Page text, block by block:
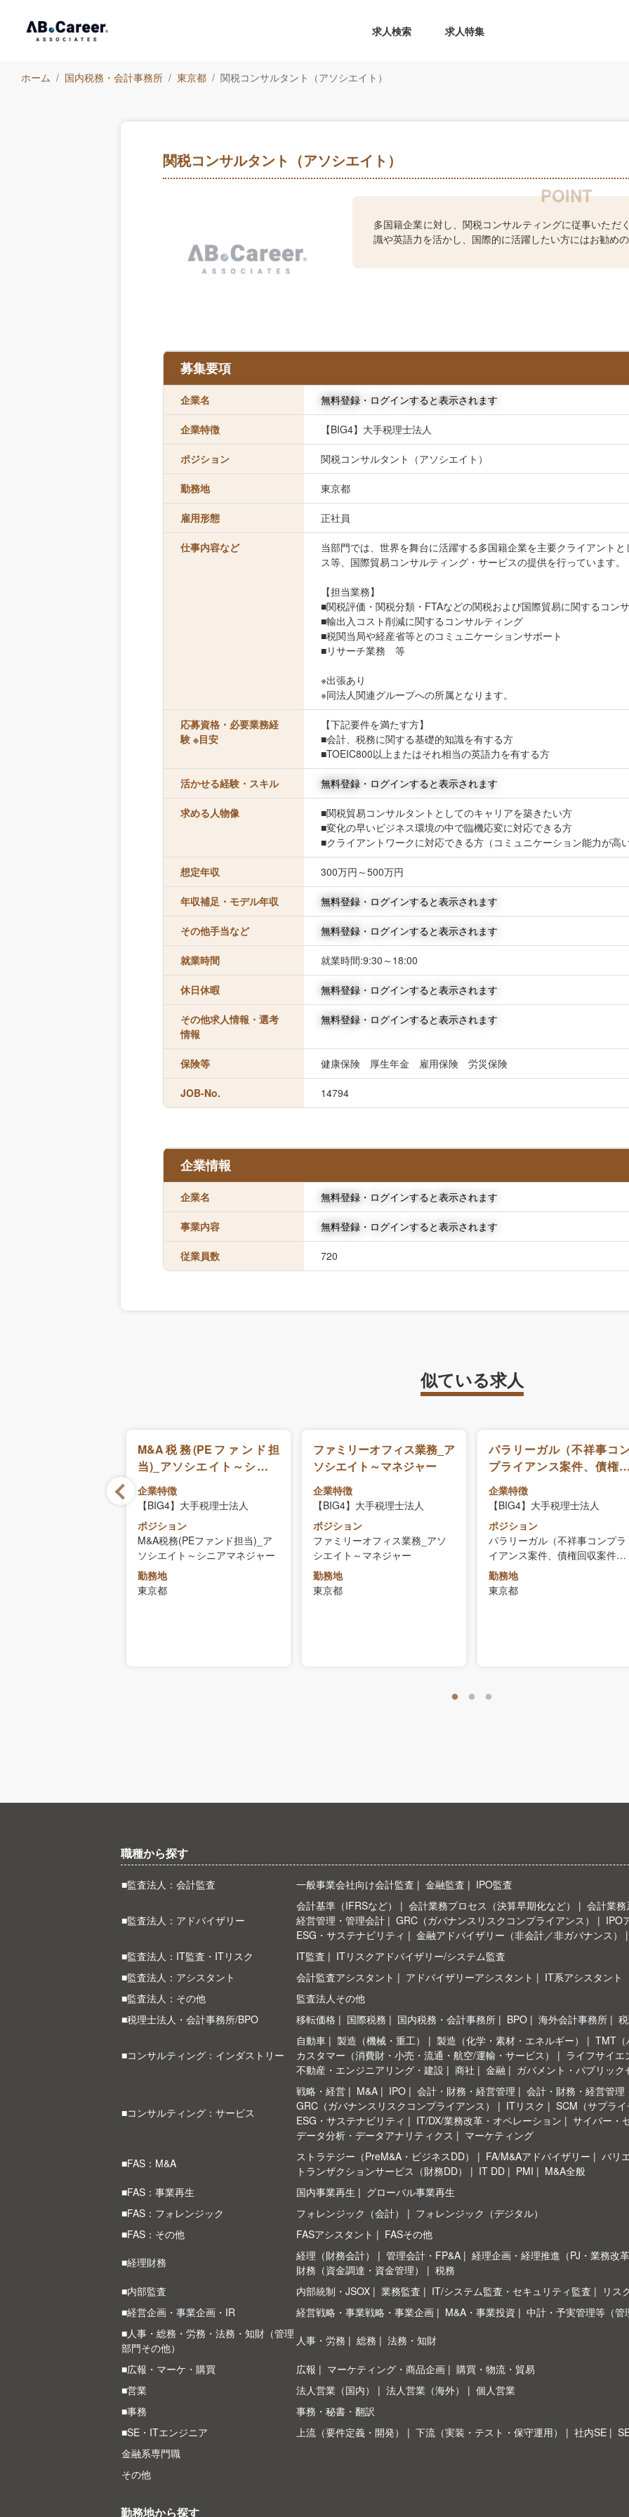
求人検索 求人特集
ホーム 国内税務・会計事務所 東京都 関税コンサルタント（アソシエイト）
関税コンサルタント（アソシエイト）
多国籍企業に対し、関税コンサルティングに従事いただ
識や英語力を活かし、国際的に活躍したい方にはお勧め
募集要項
企業名 無料登録・ログインすると表示されます
企業特徴 【BIG4】大手税理士法人
ポジション 関税コンサルタント（アソシエイト）
勤務地 東京都
雇用形態 正社員
仕事内容など
当部門では、世界を舞台に活躍する多国籍企業を主要クライアント
ス等、国際貿易コンサルティング・サービスの提供を行っています。
【担当業務】
■関税評価・関税分類・FTAなどの関税および国際貿易に関するコン
■輸出入コスト削減に関するコンサルティング
■税関当局や経産省等とのコミュニケーションサポート
■リサーチ業務 等
※出張あり
※同法人関連グループへの所属となります。
応募資格・必要業務経
験 ※目安
【下記要件を満たす方】
■会計、税務に関する基礎的知識を有する方
■TOEIC800以上またはそれ相当の英語力を有する方
活かせる経験・スキル 無料登録・ログインすると表示されます
求める人物像
■関税貿易コンサルタントとしてのキャリアを築きたい方
■変化の早いビジネス環境の中で臨機応変に対応できる方
■クライアントワークに対応できる方（コミュニケーション能力が高
想定年収 300万円～500万円
年収補足・モデル年収 無料登録・ログインすると表示されます
その他手当など 無料登録・ログインすると表示されます
就業時間 就業時間:9:30～18:00
休日休暇 無料登録・ログインすると表示されます
その他求人情報・選考
情報
無料登録・ログインすると表示されます
保険等 健康保険 厚生年金 雇用保険 労災保険
JOB-No. 14794
企業情報
企業名 無料登録・ログインすると表示されます
事業内容 無料登録・ログインすると表示されます
従業員数 720
似ている求人
M&A税務(PEファンド担
当)_アソシエイト～シニア
マネジャー
企業特徴
【BIG4】大手税理士法人
ポジション
M&A税務(PEファンド担当)_ア
ソシエイト～シニアマネジャー
勤務地
東京都
ファミリーオフィス業務_ア
ソシエイト～マネジャー
企業特徴
【BIG4】大手税理士法人
ポジション
ファミリーオフィス業務_アソ
シエイト～マネジャー
勤務地
東京都
パラリーガル（不祥事コ
プライアンス案件、債権
収案件、その他プロジェ
トマネジャー担当）
企業特徴
【BIG4】大手税理士法人
ポジション
パラリーガル（不祥事コンプラ
イアンス案件、債権回収案件、
その他プロジェクトマネジャー
担当）
勤務地
東京都
職種から探す
■監査法人：会計監査 一般事業会社向け会計監査 金融監査 IPO監査
■監査法人：アドバイザリー
会計基準（IFRSなど） 会計業務プロセス（決算早期化など）
会計業
経営管理・管理会計
GRC（ガバナンスリスクコンプライアンス）
IPO
ESG・サステナビリティ
金融アドバイザリー（非会計／非ガバナンス）
■監査法人：IT監査・ITリスク
IT監査
ITリスクアドバイザリー/システム監査
■監査法人：アシスタント
会計監査アシスタント アドバイザリーアシスタント
IT系アシスタント
■監査法人：その他
監査法人その他
■税理士法人・会計事務所/BPO
移転価格 国際税務 国内税務・会計事務所 BPO 海外会計事務所
■コンサルティング：インダストリー
自動車 製造（機械・重工） 製造（化学・素材・エネルギー）
TMT（
カスタマー（消費財・小売・流通・航空/運輸・サービス）
ライフサイエ
不動産・エンジニアリング・建設
商社 金融 ガバメント・パブリック
■コンサルティング：サービス
戦略・経営 M&A IPO 会計・財務・経営管理
会計・財務・経営管理
GRC（ガバナンスリスクコンプライアンス）
ITリスク
SCM（サプラ
ESG・サステナビリティ
IT/DX/業務改革・オペレーション
サイバー・
データ分析・データアナリティクス
マーケティング
■FAS：M&A
ストラテジー（PreM&A・ビジネスDD） FA/M&Aアドバイザリー
バリ
トランザクションサービス（財務DD）
IT DD PMI
M&A全般
■FAS：事業再生
国内事業再生
グローバル事業再生
■FAS：フォレンジック
フォレンジック（会計）
フォレンジック（デジタル）
■FAS：その他
FASアシスタント
FASその他
■経理財務
経理（財務会計） 管理会計・FP&A
経理企画・経理推進（PJ・業務改
財務（資金調達・資金管理）
税務
■内部監査
内部統制・JSOX 業務監査 IT/システム監査・セキュリティ監査
リス
■経営企画・事業企画・IR
経営戦略・事業戦略・事業企画 M&A・事業投資
中計・予実管理等（管
■人事・総務・労務・法務・知財（管理
部門その他）
人事・労務 総務 法務・知財
■広報・マーケ・購買 広報 マーケティング・商品企画
購買・物流・貿易
■営業
法人営業（国内） 法人営業（海外）
個人営業
■事務
事務・秘書・翻訳
■SE・ITエンジニア
上流（要件定義・開発） 下流（実装・テスト・保守運用） 社内SE
金融系専門職
その他
勤務地から探す